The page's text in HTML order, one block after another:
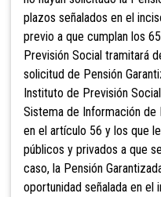
plazos señalados en el
previo a que cumplan los
Previsión Social tramitará
solicitud de Pensión
Instituto de Previsión
Sistema de Información
en el artículo 56 y los que
públicos y privados a que
caso, la Pensión
oportunidad señalada en el